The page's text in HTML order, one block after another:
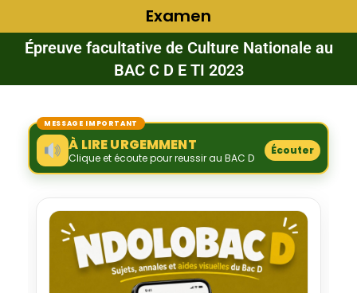
Examen
Épreuve facultative de Culture Nationale au
BAC C D E TI 2023
MESSAGE IMPORTANT
À LIRE URGEMMENT
Clique et écoute pour reussir au BAC D
Écouter